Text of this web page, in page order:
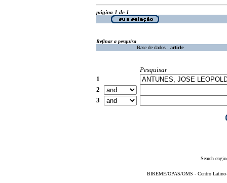
página 1 de 1
Refinar a pesquisa
Base de dados : article
Pesquisar
1
2
3
Search
BIREME/OPAS/OMS - Centro Latino-